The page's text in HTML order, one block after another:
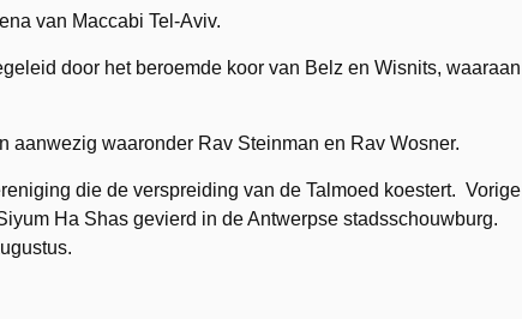
van Maccabi Tel-Aviv.
door het beroemde koor van Belz en Wisnits, waaraan
waaronder Rav Steinman en Rav Wosner.
die de verspreiding van de Talmoed koestert. Vorige
Ha Shas gevierd in de Antwerpse stadsschouwburg.